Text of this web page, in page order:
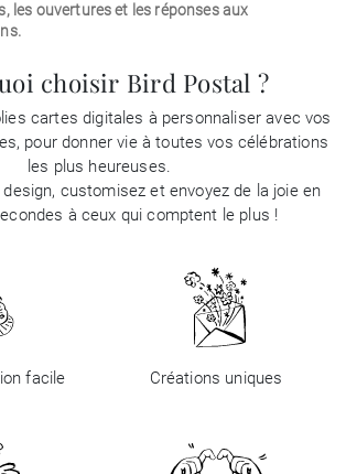
les ouvertures et les réponses aux
choisir Bird Postal ?
cartes digitales à personnaliser avec vos
pour donner vie à toutes vos célébrations
les plus heureuses.
customisez et envoyez de la joie en
à ceux qui comptent le plus !
facile Créations uniques